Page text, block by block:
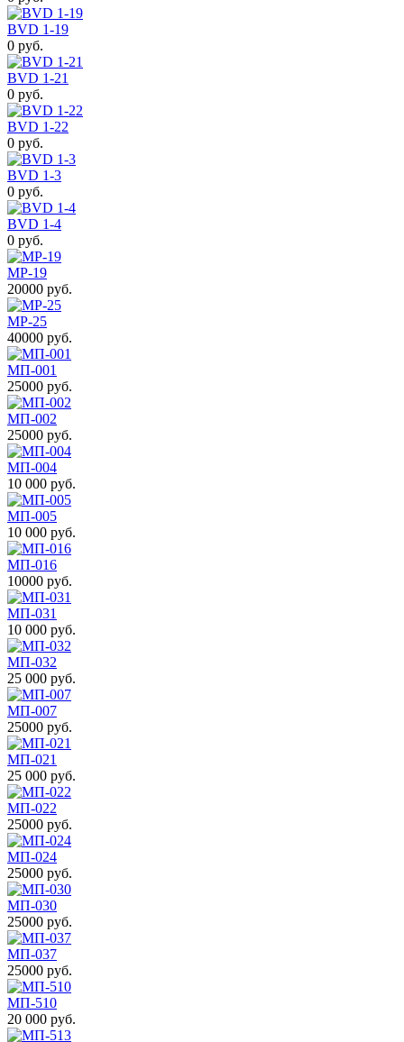
BVD 1-19
0 руб.
BVD 1-21
0 руб.
BVD 1-22
0 руб.
BVD 1-3
0 руб.
BVD 1-4
0 руб.
MP-19
20000 руб.
MP-25
40000 руб.
MП-001
25000 руб.
MП-002
25000 руб.
MП-004
10 000 руб.
MП-005
10 000 руб.
MП-016
10000 руб.
MП-031
10 000 руб.
MП-032
25 000 руб.
МП-007
25000 руб.
МП-021
25 000 руб.
МП-022
25000 руб.
МП-024
25000 руб.
МП-030
25000 руб.
МП-037
25000 руб.
МП-510
20 000 руб.